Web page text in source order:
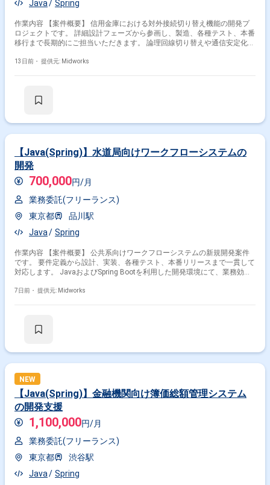
Java Spring
作業内容 【案件概要】 信用金庫における対外接続切り替え機能の開発プ
ロジェクトです。 詳細設計フェーズから参画し、製造、各種テスト、本番
移行まで長期的にご担当いただきます。 論理回線切り替えや通信安定化に
Java(Spring)環境にて、主体的にトラブルシューティングやシステム改善
ブルシューティング対応
13日前・ 提供元: Midworks
【Java(Spring)】水道局向けワークフローシステムの
開発
700,000円/月
業務委託(フリーランス)
東京都
品川駅
Java
Spring
作業内容 【案件概要】 公共系向けワークフローシステムの新規開発案件
です。 要件定義から設計、実装、各種テスト、本番リリースまで一貫して
対応します。 JavaおよびSpring Bootを利用した開発環境にて、業務効率
推進やチーム連携を行いながらプロジェクトを支援するポジションです。
ダーとしての進捗管理およびチーム調整対応
7日前・ 提供元: Midworks
NEW
【Java(Spring)】金融機関向け簿価総額管理システム
の開発支援
1,100,000円/月
業務委託(フリーランス)
東京都
渋谷駅
Java
Spring
Java × 金融
特徴で絞り込む
Java × 副業 Java × 在宅・リモート
その他開発言語・スキルから探す
その他の職種から探す
サーバーサイドエンジニア
スマホアプリエンジニア
PM